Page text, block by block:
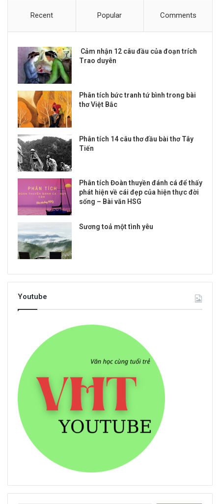
Recent Popular Comments
Cảm nhận 12 câu đầu của đoạn trích
Trao duyên
Phân tích bức tranh tứ bình trong bài
thơ Việt Bắc
Phân tích 14 câu thơ đầu bài thơ Tây
Tiến
Phân tích Đoàn thuyền đánh cá để thấy
phát hiện về cái đẹp của hiện thực đời
sống – Bài văn HSG
Sương toả một tình yêu
Youtube